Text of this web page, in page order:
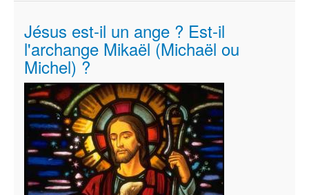
Jésus est-il un ange ? Est-il
l'archange Mikaël (Michaël ou
Michel) ?